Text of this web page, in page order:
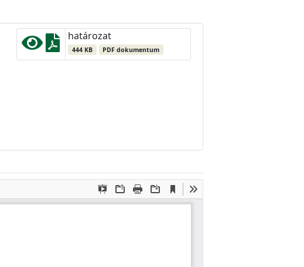
határozat
444 KB PDF dokumentum